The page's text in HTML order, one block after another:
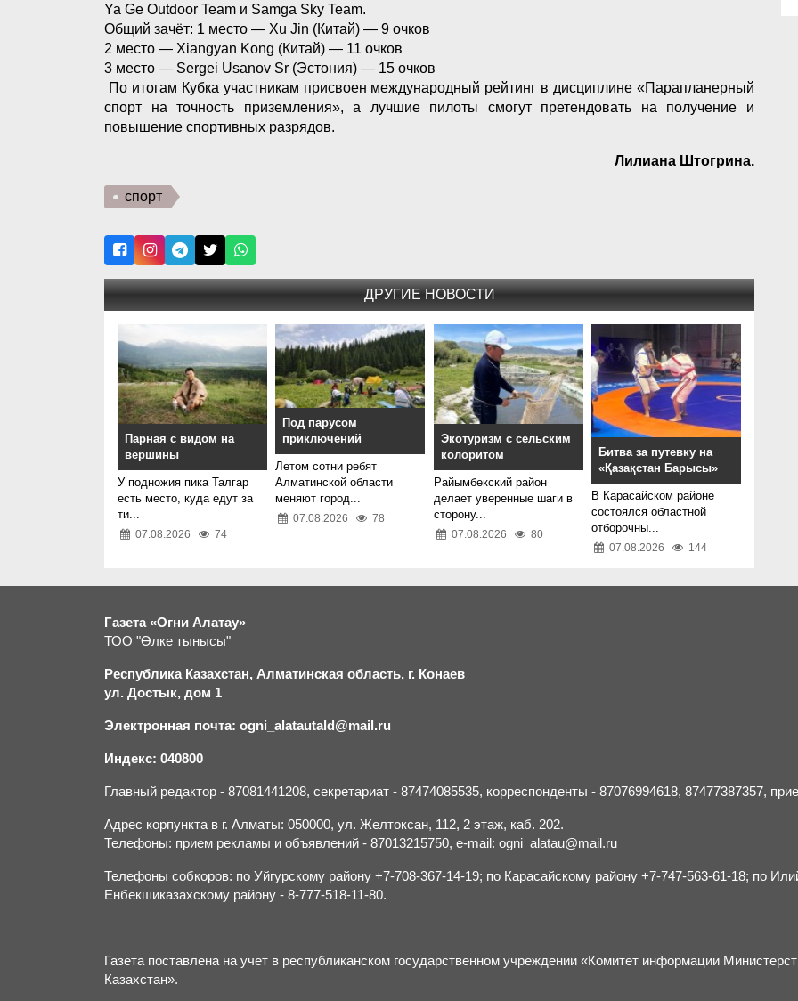
Ya Ge Outdoor Team и Samga Sky Team.
Общий зачёт: 1 место — Xu Jin (Китай) — 9 очков
2 место — Xiangyan Kong (Китай) — 11 очков
3 место — Sergei Usanov Sr (Эстония) — 15 очков
По итогам Кубка участникам присвоен международный рейтинг в дисциплине «Парапланерный
спорт на точность приземления», а лучшие пилоты смогут претендовать на получение и
повышение спортивных разрядов.
Лилиана Штогрина.
спорт
ДРУГИЕ НОВОСТИ
Парная с видом на
вершины
У подножия пика Талгар
есть место, куда едут за
ти...
07.08.2026 74
Под парусом
приключений
Летом сотни ребят
Алматинской области
меняют город...
07.08.2026 78
Экотуризм с сельским
колоритом
Райымбекский район
делает уверенные шаги в
сторону...
07.08.2026 80
Битва за путевку на
«Қазақстан Барысы»
В Карасайском районе
состоялся областной
отборочны...
07.08.2026 144
Газета «Огни Алатау»
ТОО "Өлке тынысы"
Республика Казахстан, Алматинская область, г. Конаев
ул. Достык, дом 1
Электронная почта: ogni_alatautald@mail.ru
Индекс: 040800
Главный редактор - 87081441208, секретариат - 87474085535, корреспонденты - 87076994618, 87477387357,
Адрес корпункта в г. Алматы: 050000, ул. Желтоксан, 112, 2 этаж, каб. 202.
Телефоны: прием рекламы и объявлений - 87013215750, e-mail: ogni_alatau@mail.ru
Телефоны собкоров: по Уйгурскому району +7-708-367-14-19; по Карасайскому району +7-747-563-61-18; по
Енбекшиказахскому району - 8-777-518-11-80.
Газета поставлена на учет в республиканском государственном учреждении «Комитет информации
Казахстан».